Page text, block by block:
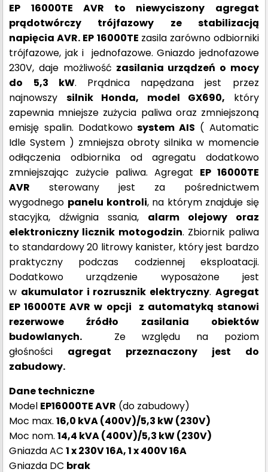
EP 16000TE AVR to niewyciszony agregat
prądotwórczy trójfazowy ze stabilizacją
napięcia AVR. EP 16000TE zasila zarówno odbiorniki
trójfazowe, jak i jednofazowe. Gniazdo jednofazowe
230V, daje możliwość zasilania urządzeń o mocy
do 5,3 kW. Prądnica napędzana jest przez
najnowszy silnik Honda, model GX690, który
zapewnia mniejsze zużycia paliwa oraz zmniejszoną
emisję spalin. Dodatkowosystem AIS ( Automatic
Idle System ) zmniejsza obroty silnika w momencie
odłączenia odbiornika od agregatu dodatkowo
zmniejszając zużycie paliwa. Agregat EP 16000TE
AVR sterowany jest za pośrednictwem
wygodnego panelu kontroli, na którym znajduje się
stacyjka, dźwignia ssania, alarm olejowy oraz
elektroniczny licznik motogodzin. Zbiornik paliwa
to standardowy 20 litrowy kanister, który jest bardzo
praktyczny podczas codziennej eksploatacji.
Dodatkowo urządzenie wyposażone jest
w akumulator i rozrusznik elektryczny. Agregat
EP 16000TE AVR w opcji z automatyką stanowi
rezerwowe źródło zasilania obiektów
budowlanych.
Ze względu na poziom
głośności agregat przeznaczony jest do
zabudowy.
Dane techniczne
Model EP16000TE AVR (do zabudowy)
Moc max.16,0 kVA (400V)/5,3 kW (230V)
Moc nom.14,4 kVA (400V)/5,3 kW (230V)
Gniazda AC1 x 230V 16A, 1 x 400V 16A
Gniazda DC brak